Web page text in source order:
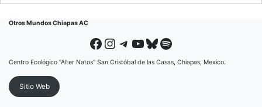
Otros Mundos Chiapas AC
Facebook Instagram Telegram YouTube Bluesky Spotify
Centro Ecológico "Alter Natos" San Cristóbal de las Casas, Chiapas, Mexico.
Sitio Web